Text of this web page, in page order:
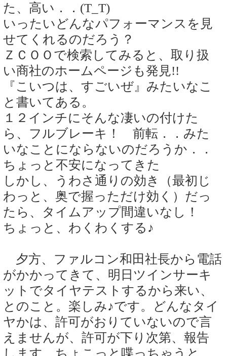
た、高い．．(T_T)
いったいどんなパフォーマンスを見
せてくれるのだろう？
ＺＣＯＯで検索してみると、取り扱
い商社のホームページも発見!!
『こいつは、すごいぜ』みたいなこ
と書いてある。
１２インチにそんな凄いの付けた
ら、フルブレーキ！ 前転．．みた
いなことにならないのだろうか．．
ちょっと不安になってきた
しかし、うわさ通りの効き（最初じ
わっと、奥で握っただけ効く）だっ
たら、タイムアップ間違いなし！
ちょっと、わくわくする♪
夕方、ファルコン和田社長から電話
がかかってきて、明日ツインサーキ
ットでタイヤテストするから来い、
とのこと。楽しみ♪です。どんなタイ
ヤかは、許可がおりていないので言
えませんが、許可が下り次第、報告